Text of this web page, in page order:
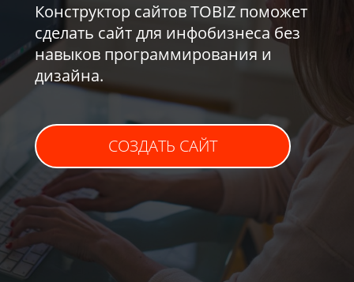
Конструктор сайтов TOBIZ поможет
сделать сайт для инфобизнеса без
навыков программирования и
дизайна.
СОЗДАТЬ САЙТ